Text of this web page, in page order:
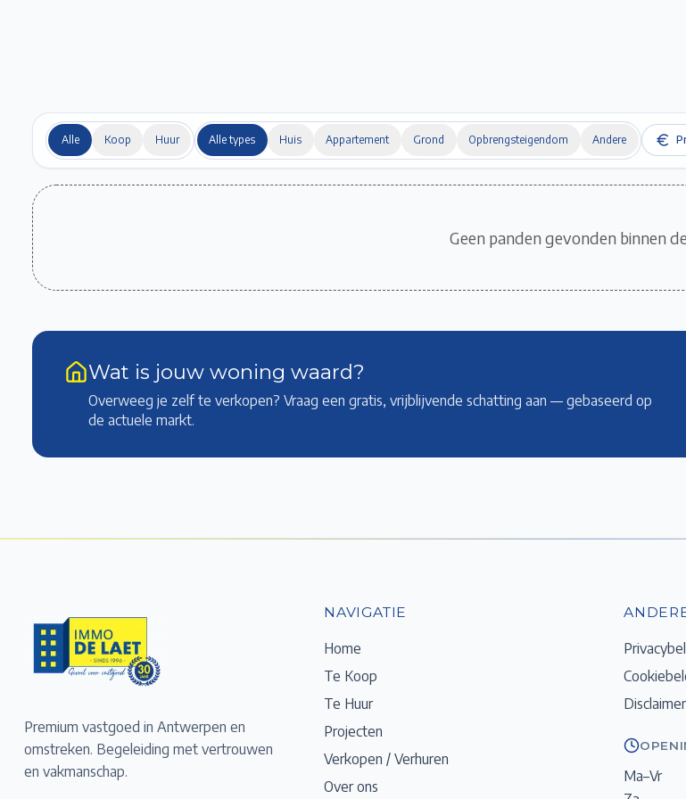
Alle Koop Huur Alle types Huis Appartement Grond Opbrengsteigendom Andere
Geen panden gevonden binnen
Wat is jouw woning waard?
Overweeg je zelf te verkopen? Vraag een gratis, vrijblijvende schatting aan — gebaseerd op
de actuele markt
Premium vastgoed in Antwerpen en
omstreken. Begeleiding met vertrouwen
en vakmanschap.
NAVIGATIE
Home
Te Koop
Te Huur
Projecten
Verkopen / Verhuren
Over ons
Disclaimer
Ma–Vr